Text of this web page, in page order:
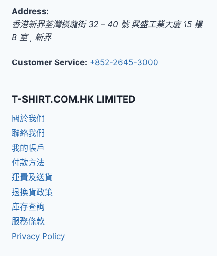
Address:
香港新界荃灣橫龍街 32 – 40 號 興盛工業大廈 15 樓
B 室, 新界
Customer Service: +852-2645-3000
T-SHIRT.COM.HK LIMITED
關於我們
聯絡我們
我的帳戶
付款方法
運費及送貨
退換貨政策
庫存查詢
服務條款
Privacy Policy